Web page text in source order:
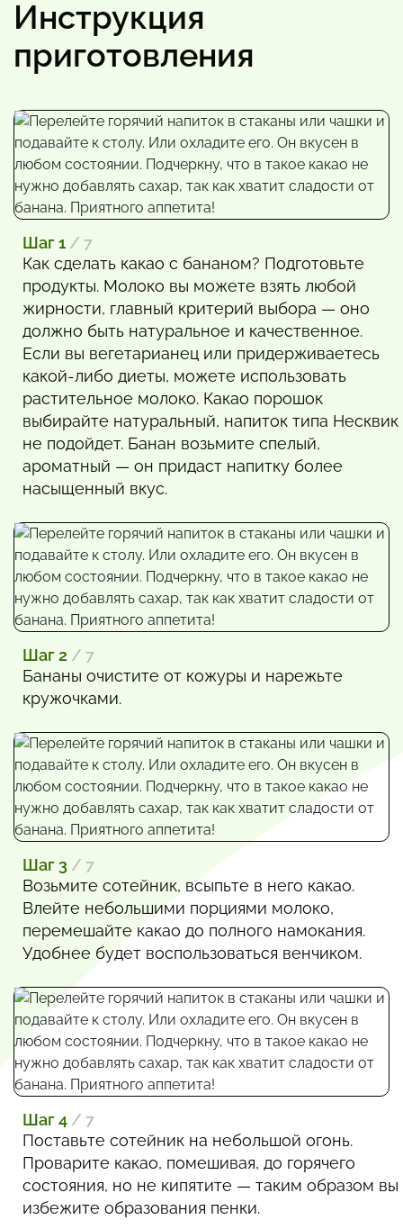
Инструкция
приготовления
Шаг 1 / 7
Как сделать какао с бананом? Подготовьте
продукты. Молоко вы можете взять любой
жирности, главный критерий выбора — оно
должно быть натуральное и качественное.
Если вы вегетарианец или придерживаетесь
какой-либо диеты, можете использовать
растительное молоко. Какао порошок
выбирайте натуральный, напиток типа Несквик
не подойдет. Банан возьмите спелый,
ароматный — он придаст напитку более
насыщенный вкус.
Шаг 2 / 7
Бананы очистите от кожуры и нарежьте
кружочками.
Шаг 3 / 7
Возьмите сотейник, всыпьте в него какао.
Влейте небольшими порциями молоко,
перемешайте какао до полного намокания.
Удобнее будет воспользоваться венчиком.
Шаг 4 / 7
Поставьте сотейник на небольшой огонь.
Проварите какао, помешивая, до горячего
состояния, но не кипятите — таким образом вы
избежите образования пенки.